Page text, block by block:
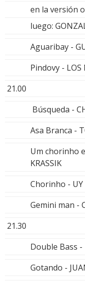
en la versión
luego:
Aguaribay -
Pindovy - LOS
21.00
Búsqueda -
Asa Branca -
Um chorinho
KRASSIK
Chorinho - UY
Gemini man -
21.30
Double Bass -
Gotando -